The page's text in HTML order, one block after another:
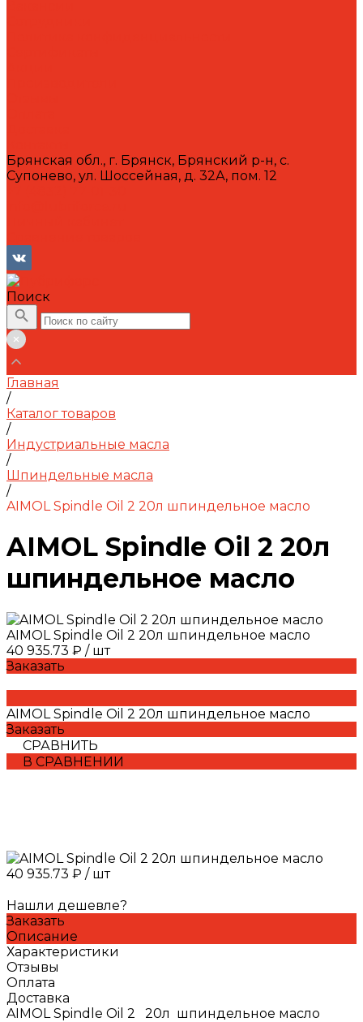
Брянская обл., г. Брянск, Брянский р-н, с.
Супонево, ул. Шоссейная, д. 32А, пом. 12
Поиск
Главная
/
Каталог товаров
/
Индустриальные масла
/
Шпиндельные масла
/
AIMOL Spindle Oil 2 20л шпиндельное масло
AIMOL Spindle Oil 2 20л
шпиндельное масло
AIMOL Spindle Oil 2 20л шпиндельное масло
40 935.73 ₽ / шт
Заказать
AIMOL Spindle Oil 2 20л шпиндельное масло
Заказать
СРАВНИТЬ
В СРАВНЕНИИ
40 935.73 ₽ / шт
Нашли дешевле?
Заказать
Описание
Характеристики
Отзывы
Оплата
Доставка
AIMOL Spindle Oil 2 20л шпиндельное масло